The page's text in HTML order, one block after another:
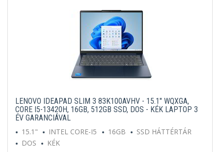
LENOVO IDEAPAD SLIM 3 83K100AVHV - 15.1" WQXGA,
CORE I5-13420H, 16GB, 512GB SSD, DOS - KÉK LAPTOP 3
ÉV GARANCIÁVAL
15.1"
INTEL CORE-I5 16GB
SSD HÁTTÉRTÁR
DOS
KÉK